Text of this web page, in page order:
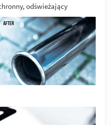
odświeżający